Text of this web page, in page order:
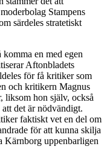
Stampens
särdeles stratetiskt
komma en med egen
Aftonbladets
för få kritiker som
och kritikern Magnus
liksom hon själv, också
det är nödvändigt.
faktiskt vet en del om
för att kunna skilja
Kärnborg uppenbarligen